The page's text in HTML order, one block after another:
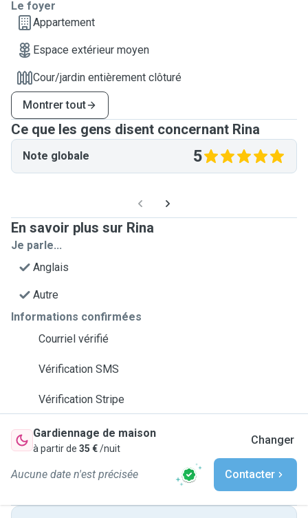
Le foyer
Appartement
Espace extérieur moyen
Cour/jardin entièrement clôturé
Montrer tout
Ce que les gens disent concernant Rina
Note globale 5
En savoir plus sur Rina
Je parle...
Anglais
Autre
Informations confirmées
Courriel vérifié
Vérification SMS
Vérification Stripe
Gardiennage de maison
à partir de 35 €/nuit
Changer
Aucune date n'est précisée Contacter